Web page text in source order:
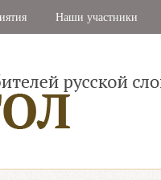
Наши участники